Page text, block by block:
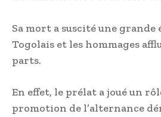
Sa mort a suscité une
Togolais et les hommages
parts.
En effet, le prélat a joué un
promotion de l’alternance